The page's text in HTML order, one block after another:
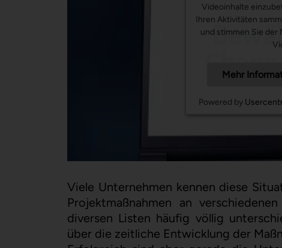
Videoinhalte
Ihren Aktivitäten
und stimmen Sie der
Mehr
Powered by
Viele Unternehmen kennen diese
Projektmaßnahmen an
diversen Listen häufig völlig
über die zeitliche Entwicklung der